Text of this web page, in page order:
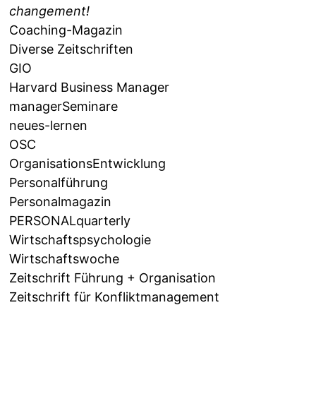
changement!
Coaching-Magazin
Diverse Zeitschriften
GIO
Harvard Business Manager
managerSeminare
neues-lernen
OSC
OrganisationsEntwicklung
Personalführung
Personalmagazin
PERSONALquarterly
Wirtschaftspsychologie
Wirtschaftswoche
Zeitschrift Führung + Organisation
Zeitschrift für Konfliktmanagement